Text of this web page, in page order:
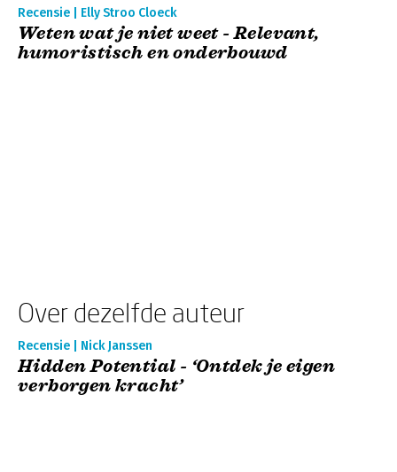
Recensie | Elly Stroo Cloeck
Weten wat je niet weet - Relevant,
humoristisch en onderbouwd
Over dezelfde auteur
Recensie | Nick Janssen
Hidden Potential - ‘Ontdek je eigen
verborgen kracht’